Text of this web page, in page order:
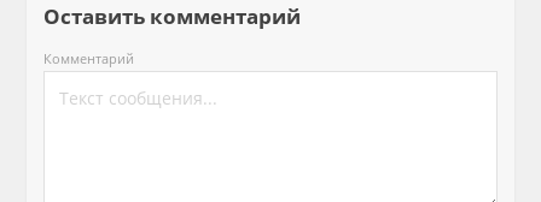
Оставить комментарий
Комментарий